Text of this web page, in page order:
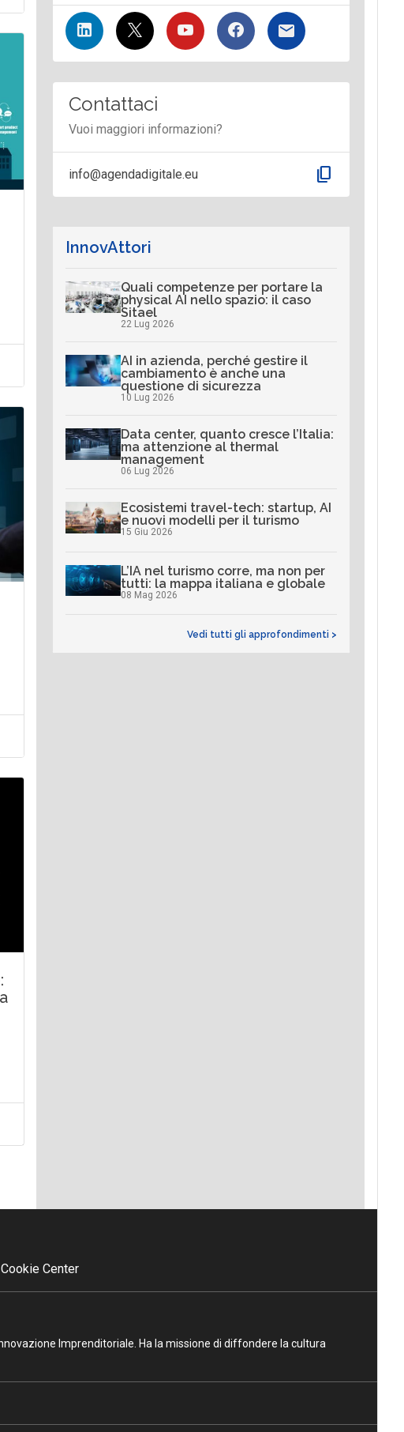
Contattaci
Vuoi maggiori informazioni?
info@agendadigitale.eu content_copy
InnovAttori
Quali competenze per portare la
physical AI nello spazio: il caso
Sitael
22 Lug 2026
AI in azienda, perché gestire il
cambiamento è anche una
questione di sicurezza
10 Lug 2026
Data center, quanto cresce l’Italia:
ma attenzione al thermal
management
06 Lug 2026
Ecosistemi travel-tech: startup, AI
e nuovi modelli per il turismo
15 Giu 2026
L’IA nel turismo corre, ma non per
tutti: la mappa italiana e globale
08 Mag 2026
Vedi tutti gli approfondimenti >
Cookie Center
Imprenditoriale. Ha la missione di diffondere la cultura